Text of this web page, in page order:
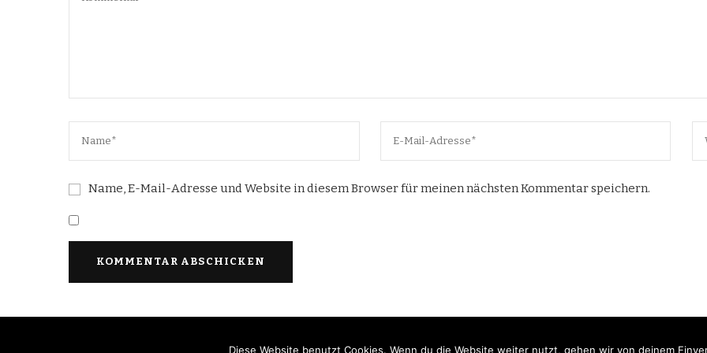
Name, E-Mail-Adresse und Website in diesem Browser für meinen nächsten Kommentar speichern.
Diese Website benutzt Cookies. Wenn du die Website weiter nutzt, gehen wir von deinem